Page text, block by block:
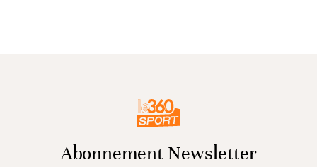
Abonnement Newsletter